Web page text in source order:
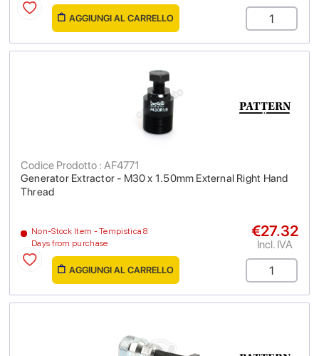
AGGIUNGI AL CARRELLO
Generator Extractor - M30 x 1.50mm External Right Hand
Thread
Codice Prodotto : AF4771
Non-Stock Item - Tempistica 8
Days from purchase
€27.32
Incl. IVA
AGGIUNGI AL CARRELLO